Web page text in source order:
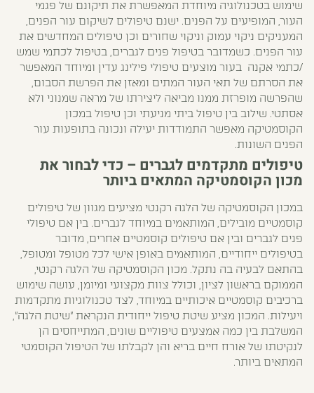
שימוש בטכנולוגיה מיוחדת המאפשרת את תיקונם של פגמי
העור, המופיעים על הפנים. ישנם טיפולים לשיקום עור הפנים,
המעניקים ניקוי עמוק וניקוי שחורים וכן טיפולים המחדשים את
עור הפנים. כשמדובר בטיפול פנים לגברים, בטיפול לכתמי שמש
/כתמי אקנה בעור מוצעים טיפולי פילינג עדין ומיוחד המאפשר
את הסרתם של תאי העור המתים ומאזן את הפרשת הסבום,
שהפרשה מופרזת ממנו מביאה ליצירתו של מראה שמנוני ולא
אסתטי. שילוב בין טיפול ביתי מניעתי וכן טיפול במכון
הקוסמטיקה מאפשר התמודדות יעילה ונכונה בתופעות עור
הפנים השונות.
טיפולים מתקדמים לגברים – כדי לבחור את
מכון הקוסמטיקה המתאים ביותר
במכון הקוסמטיקה של הלגה רקנטי מציעים מגוון של טיפולים
קוסמטיים מובילים, המותאמים במיוחד לגברים. בין אם טיפולי
פנים לגברים ובין אם טיפולים קוסמטיים אחרים, מדובר
בטיפולים ייחודיים, המותאמים באופן אישי לכל מטופל ומטופל,
בהתאם לבעיה בה נתקל. מכון הקוסמטיקה של הלגה רקנטי,
הממוקם בראשון לציון, וכולל צוות מקצועי ומיומן, עושה שימוש
ברכיבים קוסמטיים איכותיים במיוחד, לצד טכנולוגיות מתקדמות
ויעילות. המכון מציע שיטת טיפול ייחודית הנקראת "שיטת הלגה",
המשלבת בין כמה אמצעים טיפוליים שונים, המתייחסים הן
לנקיטתו של אורח חיים בריא והן לקבלתו של הטיפול הקוסמטי
המתאים ביותר.